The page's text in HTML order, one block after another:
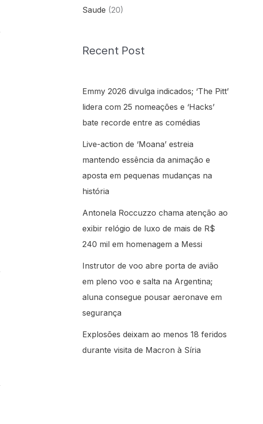
Saude (20)
Recent Post
Emmy 2026 divulga indicados; ‘The Pitt’
lidera com 25 nomeações e ‘Hacks’
bate recorde entre as comédias
Live-action de ‘Moana’ estreia
mantendo essência da animação e
aposta em pequenas mudanças na
história
Antonela Roccuzzo chama atenção ao
exibir relógio de luxo de mais de R$
240 mil em homenagem a Messi
Instrutor de voo abre porta de avião
em pleno voo e salta na Argentina;
aluna consegue pousar aeronave em
segurança
Explosões deixam ao menos 18 feridos
durante visita de Macron à Síria